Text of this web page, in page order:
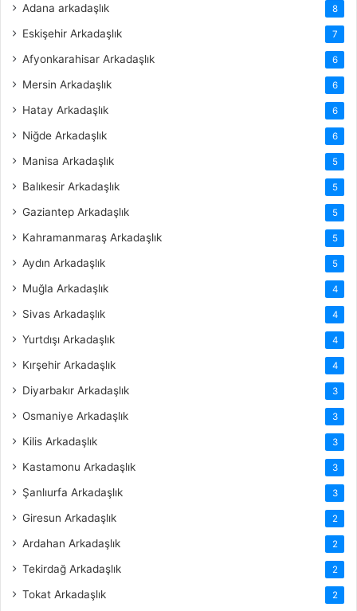
Adana arkadaşlık 8
Eskişehir Arkadaşlık 7
Afyonkarahisar Arkadaşlık 6
Mersin Arkadaşlık 6
Hatay Arkadaşlık 6
Niğde Arkadaşlık 6
Manisa Arkadaşlık 5
Balıkesir Arkadaşlık 5
Gaziantep Arkadaşlık 5
Kahramanmaraş Arkadaşlık 5
Aydın Arkadaşlık 5
Muğla Arkadaşlık 4
Sivas Arkadaşlık 4
Yurtdışı Arkadaşlık 4
Kırşehir Arkadaşlık 4
Diyarbakır Arkadaşlık 3
Osmaniye Arkadaşlık 3
Kilis Arkadaşlık 3
Kastamonu Arkadaşlık 3
Şanlıurfa Arkadaşlık 3
Giresun Arkadaşlık 2
Ardahan Arkadaşlık 2
Tekirdağ Arkadaşlık 2
Tokat Arkadaşlık 2